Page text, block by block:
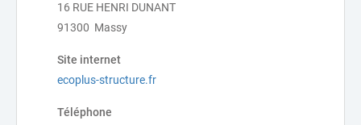
16 RUE HENRI DUNANT
91300 Massy
Site internet
ecoplus-structure.fr
Téléphone